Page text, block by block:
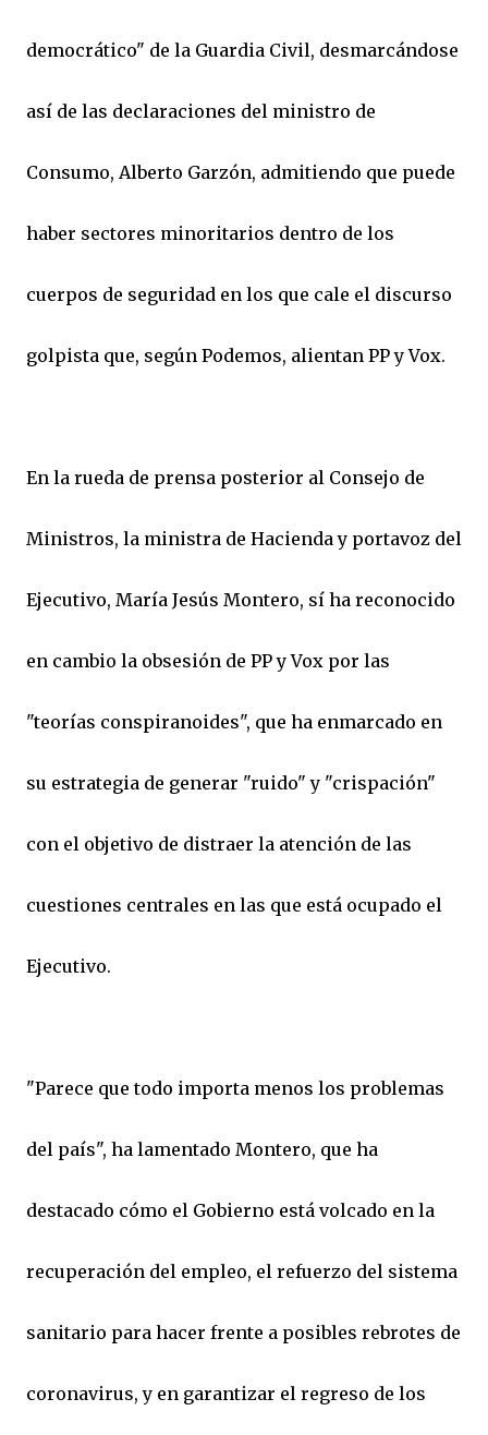
democrático" de la Guardia Civil, desmarcándose
así de las declaraciones del ministro de
Consumo, Alberto Garzón, admitiendo que puede
haber sectores minoritarios dentro de los
cuerpos de seguridad en los que cale el discurso
golpista que, según Podemos, alientan PP y Vox.
En la rueda de prensa posterior al Consejo de
Ministros, la ministra de Hacienda y portavoz del
Ejecutivo, María Jesús Montero, sí ha reconocido
en cambio la obsesión de PP y Vox por las
"teorías conspiranoides", que ha enmarcado en
su estrategia de generar "ruido" y "crispación"
con el objetivo de distraer la atención de las
cuestiones centrales en las que está ocupado el
Ejecutivo.
"Parece que todo importa menos los problemas
del país", ha lamentado Montero, que ha
destacado cómo el Gobierno está volcado en la
recuperación del empleo, el refuerzo del sistema
sanitario para hacer frente a posibles rebrotes de
coronavirus, y en garantizar el regreso de los